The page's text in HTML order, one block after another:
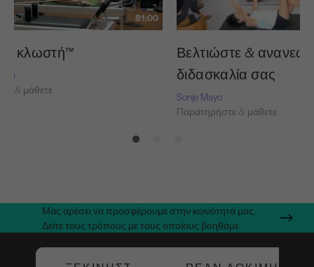
81:00
κλωστή™
& μάθετε
Βελτιώστε &
διδασκαλία σας
Sonje Mayo
Παρατηρήστε & μάθετε
Μας αρέσει να προσφέρουμε στην κοινότητά μας.
Δείτε τους τρόπους με τους οποίους βοηθάμε.